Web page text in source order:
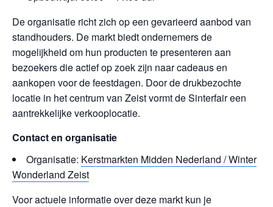
De organisatie richt zich op een gevarieerd aanbod van
standhouders. De markt biedt ondernemers de
mogelijkheid om hun producten te presenteren aan
bezoekers die actief op zoek zijn naar cadeaus en
aankopen voor de feestdagen. Door de drukbezochte
locatie in het centrum van Zeist vormt de Sinterfair een
aantrekkelijke verkooplocatie.
Contact en organisatie
Organisatie: Kerstmarkten Midden Nederland / Winter
Wonderland Zeist
Voor actuele informatie over deze markt kun je